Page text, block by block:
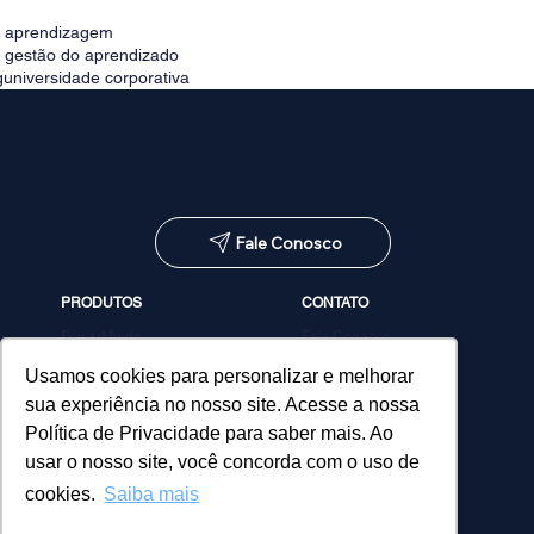
Usamos cookies para personalizar e melhorar
sua experiência no nosso site. Acesse a nossa
Política de Privacidade para saber mais. Ao
usar o nosso site, você concorda com o uso de
cookies. Saiba mais
do aprendizado
universidade corporativa
Fale Conosco
PRODUTOS
PowerMinds
Estúdio de Conteúdos
MicroPower Classes
Consultoria
CONTATO
Fale Conosco